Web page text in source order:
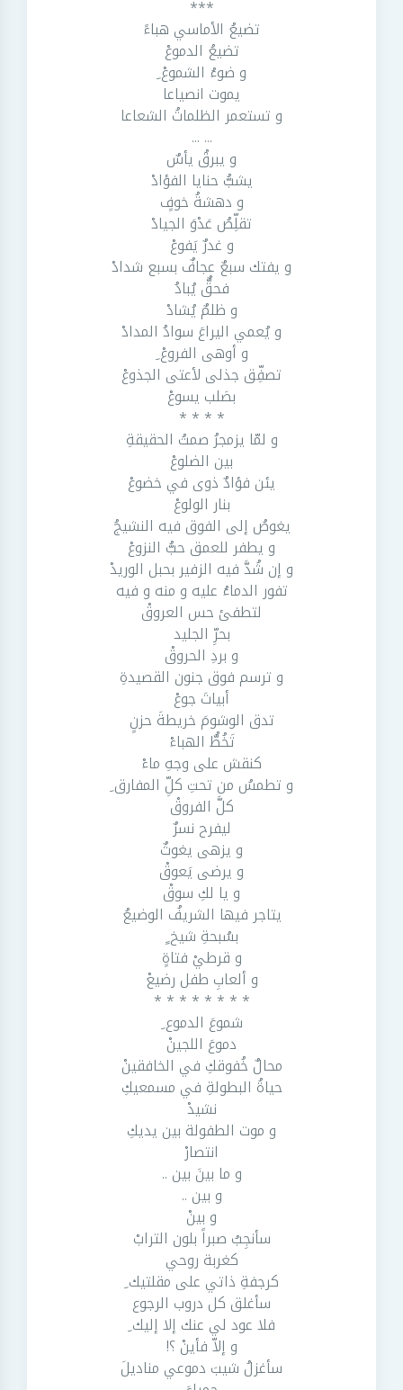
***
تضيعُ الأماسي هباءً
تضيعُ الدموعْ
و ضوءُ الشموعْ ِ
يموت انصياعا
و تستعمر الظلماتُ الشعاعا
... ...
و يبرقُ يأسٌ
يشبُّ حنايا الفؤادْ
و دهشةُ خوفٍ
تقلِّصُ عَدْوَ الجيادْ
و غدرٌ يَفوعْ
و يفتك سبعٌ عجافٌ بسبع شدادْ
فحقٌّ يُبادُ
و ظلمٌ يُشادْ
و يُعمي اليراعَ سوادُ المدادْ
و أوهى الفروعْ ِ
تصفِّق جذلى لأعتى الجذوعْ
بصَلب يسوعْ
* * * *
و لمّا يزمجرُ صمتُ الحقيقةِ
بين الضلوعْ
يئن فؤادٌ ذوى في خضوعْ
بنار الولوعْ
يغوصُ إلى الفوق فيه النشيجُ
و يطفر للعمق حبُّ النزوعْ
و إن شُدَّ فيه الزفير بحبل الوريدْ
تفور الدماءُ عليه و منه و فيه
لتطفئ حس العروقْ
بحرِّ الجليد
و بردِ الحروقْ
و ترسم فوق جنون القصيدةِ
أبياتَ جوعْ
تدق الوشومَ خريطةَ حزنٍ
تَخُطُّ الهباءْ
كنقش على وجهِ ماءْ
و تطمسُ من تحتِ كلِّ المفارق ِ
كلَّ الفروقْ
ليفرح نسرٌ
و يزهى يغوثٌ
و يرضى يَعوقْ
و يا لكِ سوقْ
يتاجر فيها الشريفُ الوضيعُ
بسُبحةِ شيخ ٍ
و قرطيْ فتاةٍ
و ألعابِ طفل رضيعْ
* * * * * * * *
شموعَ الدموع ِ
دموعَ اللجينْ
محالٌ خُفوقكِ في الخافقينْ
حياةُ البطولةِ في مسمعيكِ
نشيدْ
و موت الطفولة بين يديكِ
انتصارْ
و ما بينَ بين ..
و بين ..
و بينْ
سأنجِبُ صبراً بلون الترابْ
كغربة روحي
كرجفةِ ذاتي على مقلتيك ِ
سأغلق كل دروب الرجوع
فلا عود لي عنك إلا إليك ِ
و إلاّ فأينْ ؟!
سأغزلُ شيبَ دموعي مناديلَ